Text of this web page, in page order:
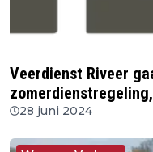
Veerdienst Riveer
28 juni 2024